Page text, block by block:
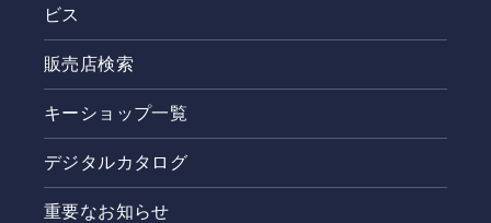
ビス
販売店検索
キーショップ一覧
デジタルカタログ
重要なお知らせ